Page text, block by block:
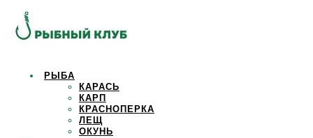
РЫБА
КАРАСЬ
КАРП
КРАСНОПЕРКА
ЛЕЩ
ОКУНЬ